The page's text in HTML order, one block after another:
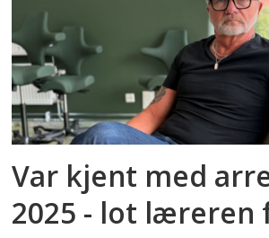
Var kjent med
2025 - lot læreren